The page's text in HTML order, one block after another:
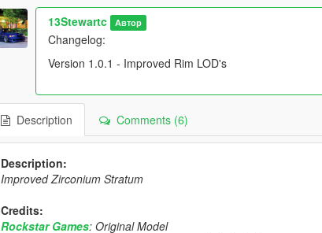
13Stewartc Автор
Changelog:
Version 1.0.1 - Improved Rim LOD's
Description Comments (6)
Description:
Improved Zirconium Stratum
Credits:
Rockstar Games: Original Model